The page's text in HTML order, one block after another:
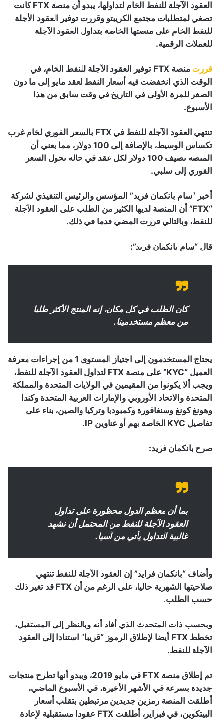
العقود الآجلة للنفط الخام لتداولها، يبدو أن منصة FTX كانت
تصغي لمتطلبات مجتمع الكريبتو وقررت توفير العقود الأجلة
للنفط الخام على منصتها الخاصة بتداول العقود الآجلة
للعملات الرقمية.
قررت
منصة FTX توفير العقود الآجلة للنفط الخام، في
الوقت الذي انخفضت فيه أسعار النفط لعقد مايو إلى ما دون
الصفر للمرة الأولى في التاريخ في وقت سابق من هذا
الأسبوع.
تنتهي العقود الآجلة للنفط في FTX بالسعر الفوري لخام غرب
تكساس الوسيط، بالإضافة إلى 100 دولار، مما يعني أن
المنصة تضيف 100 دولار لكل عقد في حالة تحول السعر
الفوري إلى سلبي.
أخبر “سام بانكمان فريد” المؤسس والرئيس التنفيذي لشركة
“FTX” أن المنصة لديها الكثير من الطلب على العقود الآجلة
للنفط، وبالتالي قررت المضي قدما في ذلك.
قال “سام بانكمان فريد”:
كان الطلب في كل مكان، إنه المنتج الأكثر طلبا
من معظم مستخدمينا.
يحتاج المستخدمون إلى اجتياز المستوى 1 من إجراءات معرفة
العميل “KYC” على منصة FTX لتداول العقود الآجلة للنفط،
ويجب ألا يكونوا من المقيمين في الولايات المتحدة والمملكة
المتحدة والاتحاد الأوروبي والإمارات العربية المتحدة وكندا
وهونغ كونغ وسنغافورة وكمبوديا وتركيا والصين، بناء على
تفاصيل KYC الخاصة بهم أو عناوين IP.
صرح بانكمان فريد:
بما أن معظم الدول محظورة على تداول
العقود الآجلة للنفط من المحتمل أن نشهد
غالبية التداول يأتي من آسيا.
وأضاف “بانكمان فرايد” إن العقود الآجلة للنفط تنتهي
صلاحيتها الشهرية حاليا، على الرغم من أن FTX قد تغير ذلك
حسب الطلب.
وبحسب ذات المتحدث الذي أفاد أنه وبالنظر إلى المستقبل،
تخطط FTX أيضا لإطلاق الرموز “قريبا” استنادا إلى العقود
الآجلة للنفط.
تم إطلاق منصة FTX في مايو 2019، ويبدو أنها تطرح منتجات
جديدة بسرعة في الأشهر الأخيرة، في الأسبوع الماضي،
أطلقت المنصة رمزين جديدين مرتبطين بتقلب أسعار
البيتكوين، في فبراير، أطلقت FTX عقودا مستقبلية لإعادة